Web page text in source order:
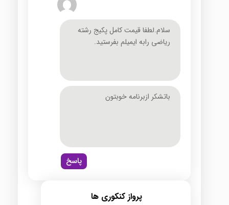
سلام.لطفا قیمت کامل پکیج رشته
ریاضی رابه ایمیلم بفرستید.
باتشکر ازبرنامه خوبتون
پاسخ
پرواز کنکوری ها